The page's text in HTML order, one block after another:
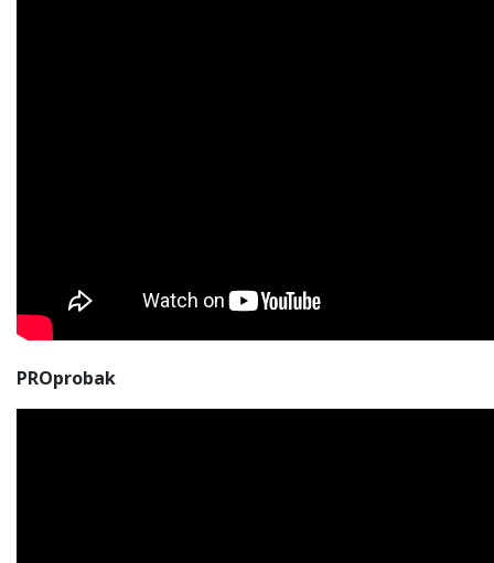
PROprobak